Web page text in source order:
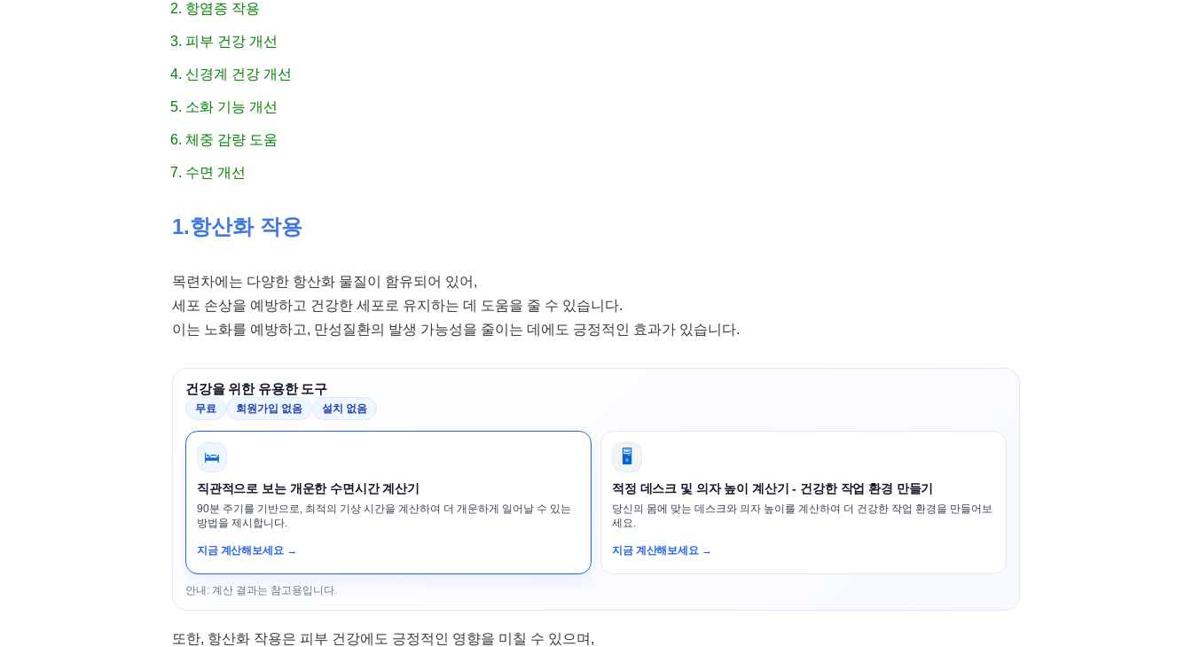
항염증 작용
피부 건강 개선
신경계 건강 개선
소화 기능 개선
체중 감량 도움
수면 개선
1.항산화 작용
목련차에는 다양한 항산화 물질이 함유되어 있어,
세포 손상을 예방하고 건강한 세포로 유지하는 데 도움을 줄 수 있습니다.
이는 노화를 예방하고, 만성질환의 발생 가능성을 줄이는 데에도 긍정적인 효과가 있습니다.
건강을 위한 유용한 도구
무료 회원가입 없음 설치 없음
🛌
직관적으로 보는 개운한 수면시간 계산기
90분 주기를 기반으로, 최적의 기상 시간을 계산하여 더 개운하게 일어날 수 있는
방법을 제시합니다.
지금 계산해보세요 →
🖥️
적정 데스크 및 의자 높이 계산기 - 건강한 작업 환경 만들기
당신의 몸에 맞는 데스크와 의자 높이를 계산하여 더 건강한 작업 환경을 만들어보
세요.
지금 계산해보세요 →
안내: 계산 결과는 참고용입니다.
또한, 항산화 작용은 피부 건강에도 긍정적인 영향을 미칠 수 있으며,